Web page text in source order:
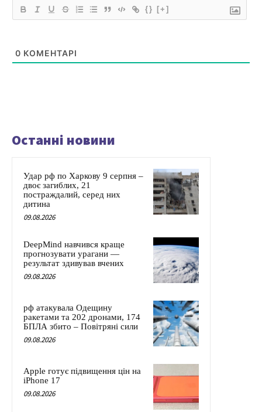
{} [+]
0 КОМЕНТАРІ
Останні новини
Удар рф по Харкову 9 серпня –
двоє загиблих, 21
постраждалий, серед них
дитина
09.08.2026
DeepMind навчився краще
прогнозувати урагани —
результат здивував вчених
09.08.2026
рф атакувала Одещину
ракетами та 202 дронами, 174
БПЛА збито – Повітряні сили
09.08.2026
Apple готує підвищення цін на
iPhone 17
09.08.2026